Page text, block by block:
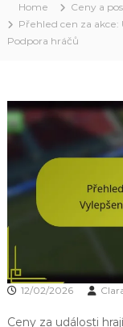
Home
Ceny a
Přehled cen za
Podpora hráčů
12/02/2026
Ceny za události